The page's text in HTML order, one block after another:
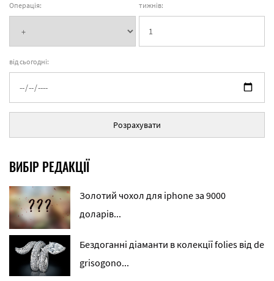
Операція: тижнів:
від сьогодні:
Розрахувати
ВИБІР РЕДАКЦІЇ
Золотий чохол для iphone за 9000
доларів...
Бездоганні діаманти в колекції folies від de
grisogono...